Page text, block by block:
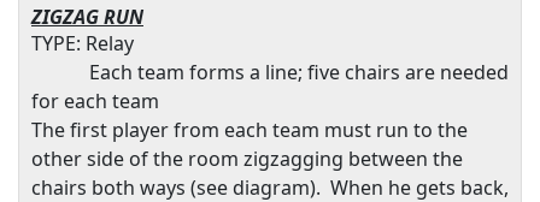
ZIGZAG RUN
TYPE: Relay
Each team forms a line; five chairs are needed
for each team
The first player from each team must run to the
other side of the room zigzagging between the
chairs both ways (see diagram). When he gets back,